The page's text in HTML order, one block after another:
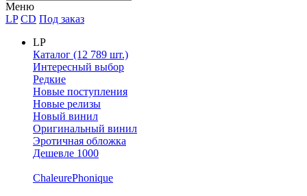
Меню
LP CD Под заказ
LP
Каталог (12 789 шт.)
Интересный выбор
Редкие
Новые поступления
Новые релизы
Новый винил
Оригинальный винил
Эротичная обложка
Дешевле 1000
ChaleurePhonique